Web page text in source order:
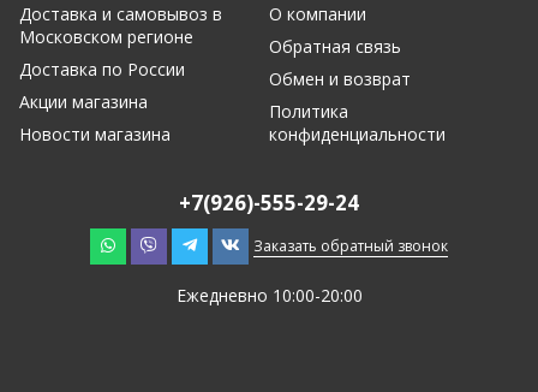
Доставка и самовывоз в
Московском регионе
Доставка по России
Акции магазина
Новости магазина
О компании
Обратная связь
Обмен и возврат
Политика
конфиденциальности
+7(926)-555-29-24
Заказать обратный звонок
Ежедневно 10:00-20:00